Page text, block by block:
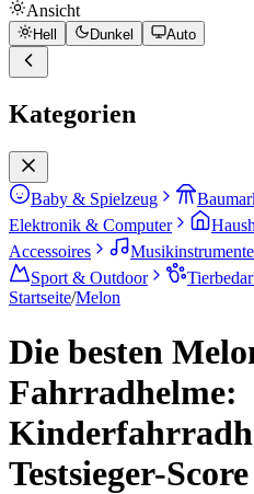
Ansicht
Hell Dunkel Auto
Kategorien
Baby & Spielzeug
Elektronik & Computer
Accessoires
Musikinstrumente
Sport & Outdoor
Startseite/Melon
Die besten
Fahrradhelme:
Testsieger-Score